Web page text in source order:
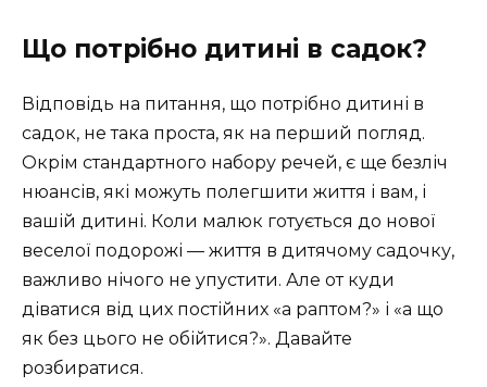
Що потрібно дитині в садок?
Відповідь на питання, що потрібно дитині в
садок, не така проста, як на перший погляд.
Окрім стандартного набору речей, є ще безліч
нюансів, які можуть полегшити життя і вам, і
вашій дитині. Коли малюк готується до нової
веселої подорожі — життя в дитячому садочку,
важливо нічого не упустити. Але от куди
діватися від цих постійних «а раптом?» і «а що
як без цього не обійтися?». Давайте
розбиратися.